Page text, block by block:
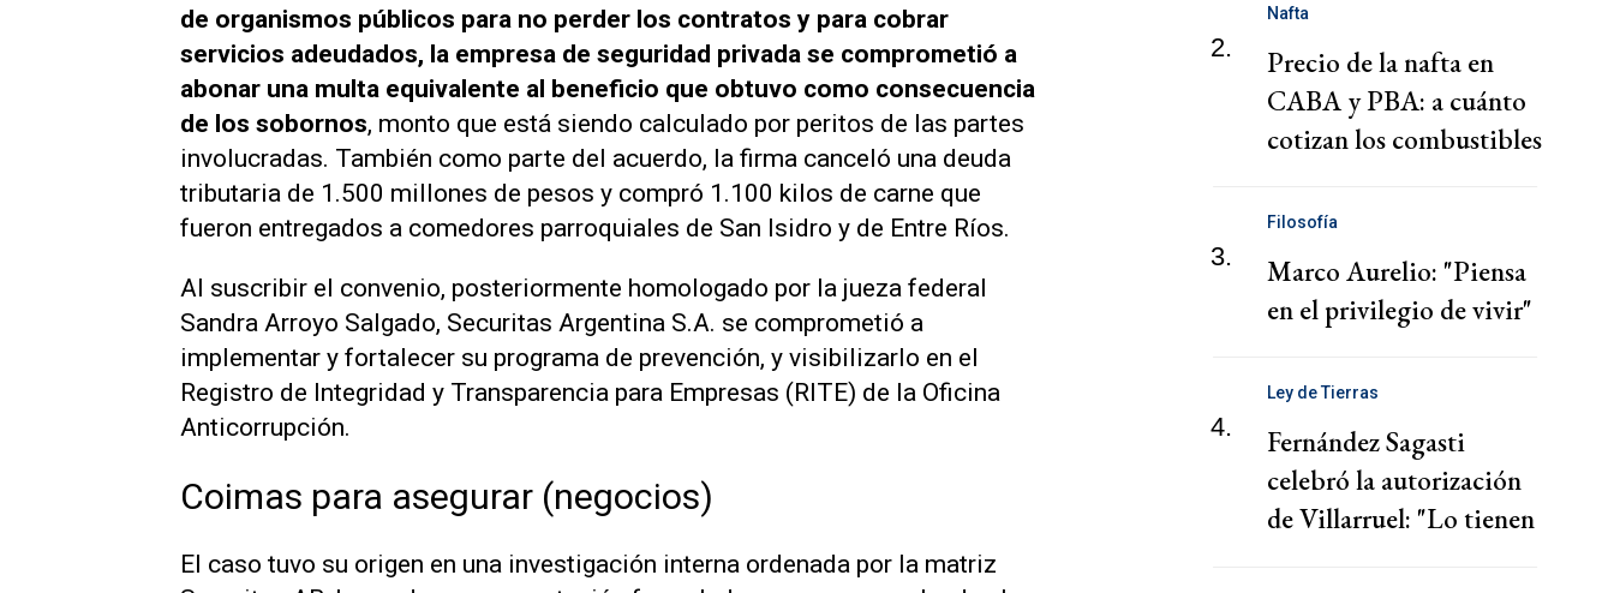
de organismos públicos para no perder los contratos y para cobrar
servicios adeudados, la empresa de seguridad privada se comprometió a
abonar una multa equivalente al beneficio que obtuvo como consecuencia
de los sobornos, monto que está siendo calculado por peritos de las partes
involucradas. También como parte del acuerdo, la firma canceló una deuda
tributaria de 1.500 millones de pesos y compró 1.100 kilos de carne que
fueron entregados a comedores parroquiales de San Isidro y de Entre Ríos.
Al suscribir el convenio, posteriormente homologado por la jueza federal
Sandra Arroyo Salgado, Securitas Argentina S.A. se comprometió a
implementar y fortalecer su programa de prevención, y visibilizarlo en el
Registro de Integridad y Transparencia para Empresas (RITE) de la Oficina
Anticorrupción.
Coimas para asegurar (negocios)
El caso tuvo su origen en una investigación interna ordenada por la matriz
2.
Nafta
Precio de la nafta en
CABA y PBA: a cuánto
cotizan los combustibles
3.
Filosofía
Marco Aurelio: "Piensa
en el privilegio de vivir"
4.
Ley de Tierras
Fernández Sagasti
celebró la autorización
de Villarruel: "Lo tienen